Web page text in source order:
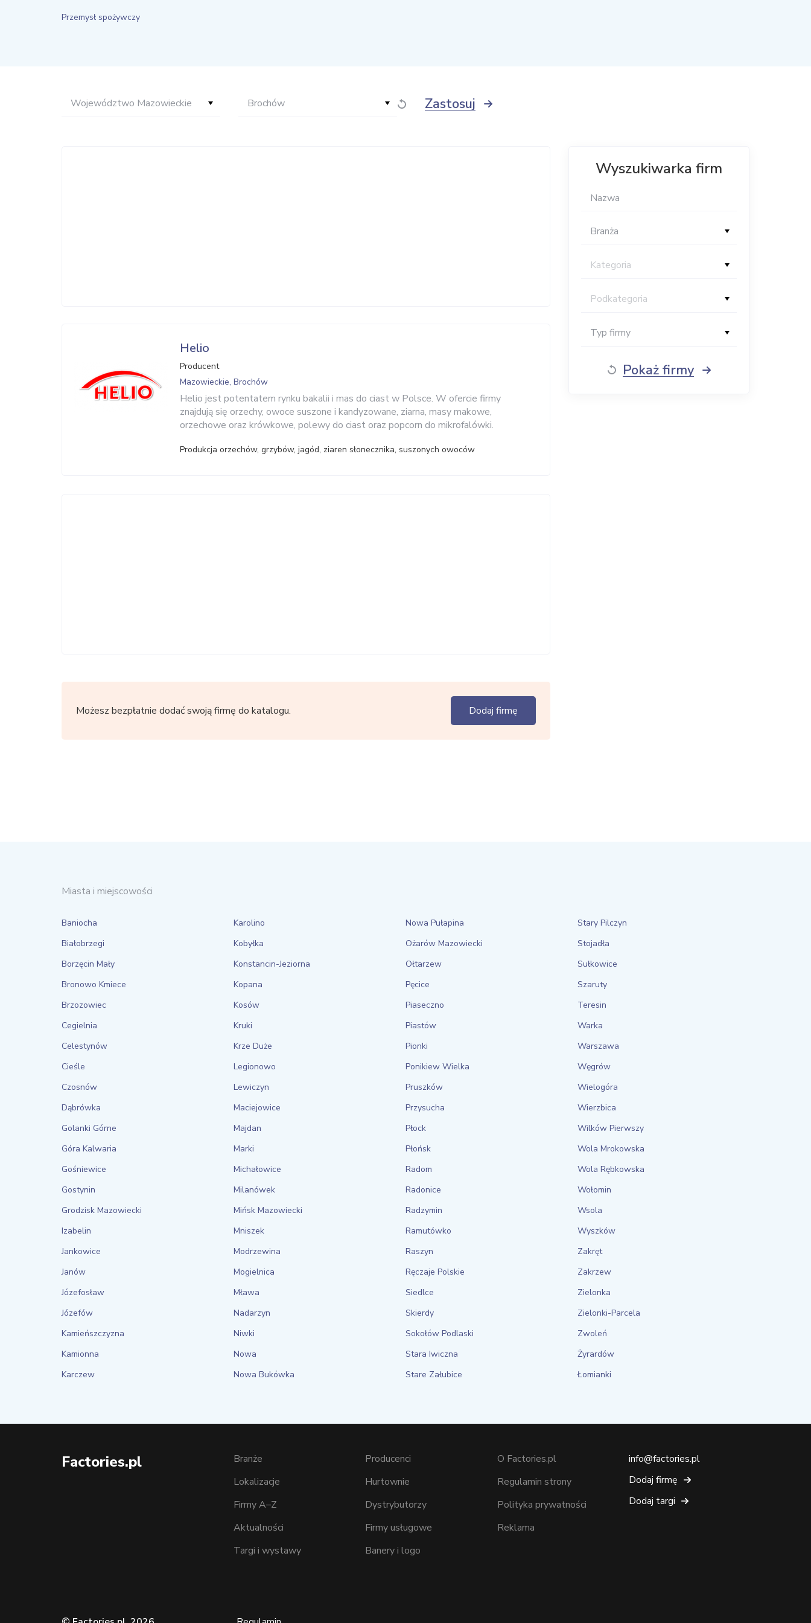
Przemysł spożywczy
Województwo Mazowieckie Brochów Zastosuj
Helio
Producent
Mazowieckie, Brochów
Helio jest potentatem rynku bakalii i mas do ciast w Polsce. W ofercie firmy
znajdują się orzechy, owoce suszone i kandyzowane, ziarna, masy makowe,
orzechowe oraz krówkowe, polewy do ciast oraz popcorn do mikrofalówki.
Produkcja orzechów, grzybów, jagód, ziaren słonecznika, suszonych owoców
Możesz bezpłatnie dodać swoją firmę do katalogu. Dodaj firmę
Wyszukiwarka firm
Branża
Kategoria
Podkategoria
Typ firmy
Pokaż firmy
Miasta i miejscowości
Baniocha
Białobrzegi
Borzęcin Mały
Bronowo Kmiece
Brzozowiec
Cegielnia
Celestynów
Cieśle
Czosnów
Dąbrówka
Golanki Górne
Góra Kalwaria
Gośniewice
Gostynin
Grodzisk Mazowiecki
Izabelin
Jankowice
Janów
Józefosław
Józefów
Kamieńszczyzna
Kamionna
Karczew
Karolino
Kobyłka
Konstancin-Jeziorna
Kopana
Kosów
Kruki
Krze Duże
Legionowo
Lewiczyn
Maciejowice
Majdan
Marki
Michałowice
Milanówek
Mińsk Mazowiecki
Mniszek
Modrzewina
Mogielnica
Mława
Nadarzyn
Niwki
Nowa
Nowa Bukówka
Nowa Pułapina
Ożarów Mazowiecki
Ołtarzew
Pęcice
Piaseczno
Piastów
Pionki
Ponikiew Wielka
Pruszków
Przysucha
Płock
Płońsk
Radom
Radonice
Radzymin
Ramutówko
Raszyn
Ręczaje Polskie
Siedlce
Skierdy
Sokołów Podlaski
Stara Iwiczna
Stare Załubice
Stary Pilczyn
Stojadła
Sułkowice
Szaruty
Teresin
Warka
Warszawa
Węgrów
Wielogóra
Wierzbica
Wilków Pierwszy
Wola Mrokowska
Wola Rębkowska
Wołomin
Wsola
Wyszków
Zakręt
Zakrzew
Zielonka
Zielonki-Parcela
Zwoleń
Żyrardów
Łomianki
Factories.pl
Branże
Lokalizacje
Firmy A–Z
Aktualności
Targi i wystawy
Producenci
Hurtownie
Dystrybutorzy
Firmy usługowe
Banery i logo
O Factories.pl
Regulamin strony
Polityka prywatności
Reklama
info@factories.pl
Dodaj firmę
Dodaj targi